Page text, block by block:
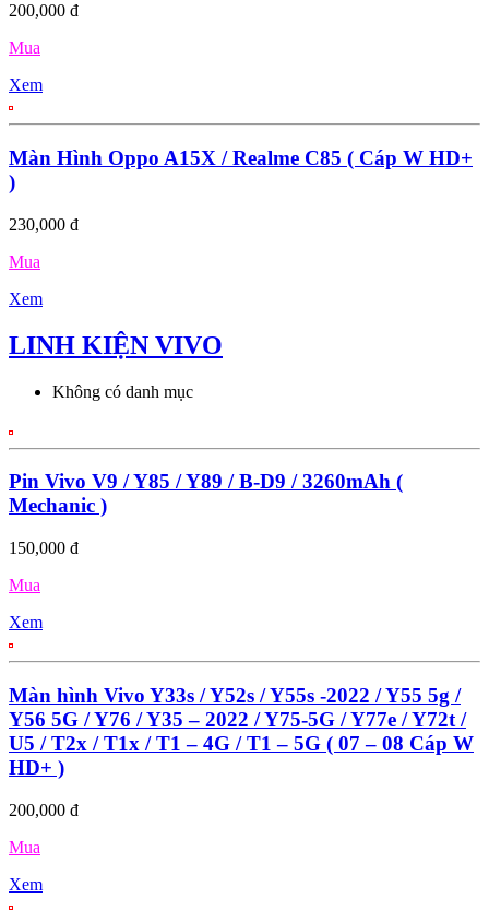
200,000 đ
Mua
Xem
Màn Hình Oppo A15X / Realme C85 ( Cáp W HD+
)
230,000 đ
Mua
Xem
LINH KIỆN VIVO
Không có danh mục
Pin Vivo V9 / Y85 / Y89 / B-D9 / 3260mAh (
Mechanic )
150,000 đ
Mua
Xem
Màn hình Vivo Y33s / Y52s / Y55s -2022 / Y55 5g /
Y56 5G / Y76 / Y35 – 2022 / Y75-5G / Y77e / Y72t /
U5 / T2x / T1x / T1 – 4G / T1 – 5G ( 07 – 08 Cáp W
HD+ )
200,000 đ
Mua
Xem